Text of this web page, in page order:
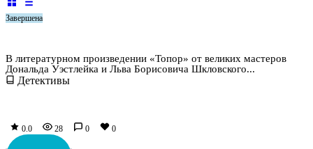
Завершена
В литературном произведении «Топор» от великих мастеров
Дональда Уэстлейка и Льва Борисовича Шкловского...
Детективы
0.0 28 0 0